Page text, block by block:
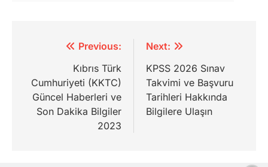
gezinmesi
Previous:
Kıbrıs Türk
Cumhuriyeti (KKTC)
Güncel Haberleri ve
Son Dakika Bilgiler
2023
Next:
KPSS 2026 Sınav
Takvimi ve Başvuru
Tarihleri Hakkında
Bilgilere Ulaşın